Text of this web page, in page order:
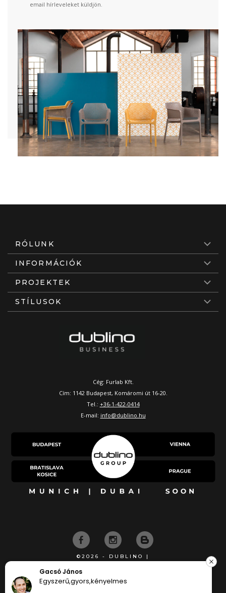
email hírleveleket küldjön.
RÓLUNK
INFORMÁCIÓK
PROJEKTEK
STÍLUSOK
Cég: Furlab Kft.
Cím: 1142 Budapest, Komáromi út 16-20.
Tel.: +36-1-422-0414
E-mail: info@dublino.hu
©2026 - DUBLINO |